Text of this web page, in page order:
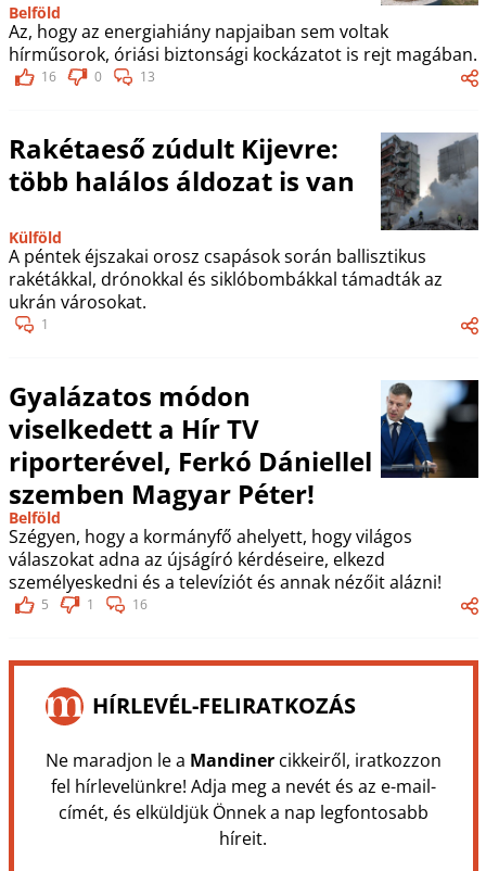
Belföld
Az, hogy az energiahiány napjaiban sem voltak
hírműsorok, óriási biztonsági kockázatot is rejt magában.
16 0 13
Rakétaeső zúdult Kijevre:
több halálos áldozat is van
Külföld
A péntek éjszakai orosz csapások során ballisztikus
rakétákkal, drónokkal és siklóbombákkal támadták az
ukrán városokat.
1
Gyalázatos módon
viselkedett a Hír TV
riporterével, Ferkó Dániellel
szemben Magyar Péter!
Belföld
Szégyen, hogy a kormányfő ahelyett, hogy világos
válaszokat adna az újságíró kérdéseire, elkezd
személyeskedni és a televíziót és annak nézőit alázni!
5 1 16
HÍRLEVÉL-FELIRATKOZÁS
Ne maradjon le a Mandinercikkeiről, iratkozzon
fel hírlevelünkre! Adja meg a nevét és az e-mail-
címét, és elküldjük Önnek a nap legfontosabb
híreit.